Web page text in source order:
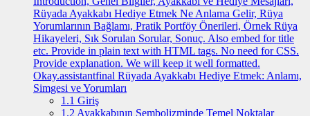
Rüyada Ayakkabı Hediye Etmek Ne Anlama Gelir, Rüya
Yorumlarının Bağlamı, Pratik Portföy Önerileri, Örnek Rüya
Hikayeleri, Sık Sorulan Sorular, Sonuç. Also embed for title
etc. Provide in plain text with HTML tags. No need for CSS.
Provide explanation. We will keep it well formatted.
Okay.assistantfinal Rüyada Ayakkabı Hediye Etmek: Anlamı,
Simgesi ve Yorumları
1.1 Giriş
1.2Ayakkabının Sembolizminde Temel Noktalar